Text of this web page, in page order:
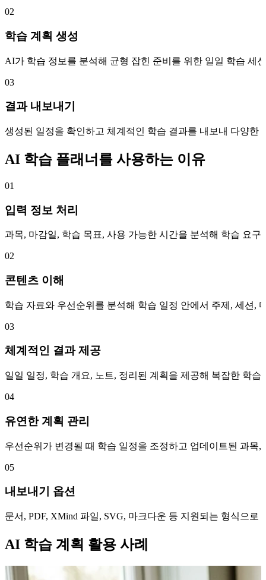
02
학습 계획 생성
AI가 학습 정보를 분석해 균형 잡힌 준비를 위한 일일 학습 세
03
결과 내보내기
생성된 일정을 확인하고 체계적인 학습 결과를 내보내 다양한
AI 학습 플래너를 사용하는 이유
01
입력 정보 처리
과목, 마감일, 학습 목표, 사용 가능한 시간을 분석해 학습 요
02
콘텐츠 이해
학습 자료와 우선순위를 분석해 학습 일정 안에서 주제, 세션,
03
체계적인 결과 제공
일일 일정, 학습 개요, 노트, 정리된 계획을 제공해 복잡한 학
04
유연한 계획 관리
우선순위가 변경될 때 학습 일정을 조정하고 업데이트된 과목
05
내보내기 옵션
문서, PDF, XMind 파일, SVG, 마크다운 등 지원되는 형식으로
AI 학습 계획 활용 사례